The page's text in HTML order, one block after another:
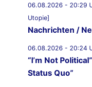
06.08.2026 - 20:29
Utopie]
Nachrichten /
06.08.2026 - 20:24
“I’m Not
Status Quo”